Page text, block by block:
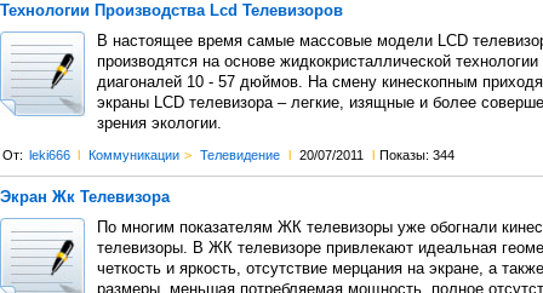
Технологии Производства Lcd Телевизоров
В настоящее время самые массовые модели LCD
производятся на основе жидкокристаллической
диагоналей 10 - 57 дюймов. На смену кинескопным
экраны LCD телевизора – легкие, изящные и более
зрения экологии.
От: leki666 l Коммуникации > Телевидение l 20/07/2011 l Показы: 344
Экран Жк Телевизора
По многим показателям ЖК телевизоры уже обогнали
телевизоры. В ЖК телевизоре привлекают идеальная
четкость и яркость, отсутствие мерцания на экране, а
размеры, меньшая потребляемая мощность, полное